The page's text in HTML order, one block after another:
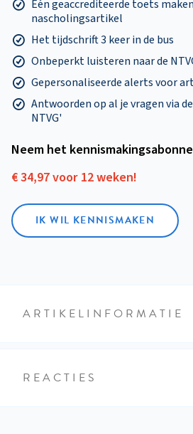
Eén geaccrediteerde toets
nascholingsartikel
Het tijdschrift 3 keer in de bus
Onbeperkt luisteren naar de
Gepersonaliseerde alerts voor
Antwoorden op al je vragen via
NTVG'
Neem het
€ 34,97 voor 12 weken!
IK WIL KENNISMAKEN
ARTIKELINFORMATIE
REACTIES